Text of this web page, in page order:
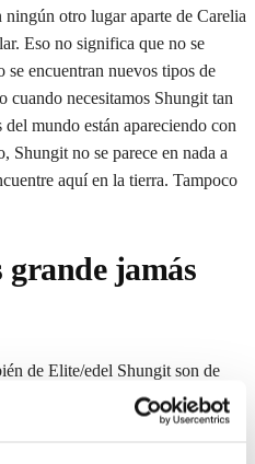
otro lugar aparte de Carelia
Eso no significa que no se
se encuentran nuevos tipos de
cuando necesitamos Shungit tan
del mundo están apareciendo con
Shungit no se parece en nada a
aquí en la tierra. Tampoco
grande jamás
de Elite/edel Shungit son de
el número de átomos, llamados
tienen una cierta vibración.